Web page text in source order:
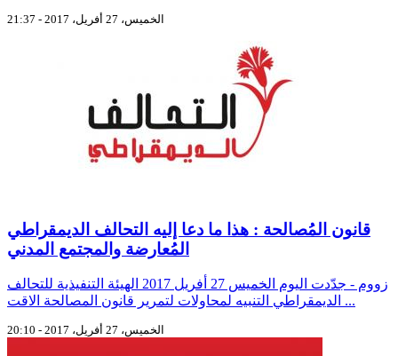
الخميس، 27 أفريل، 2017 - 21:37
قانون المُصالحة : هذا ما دعا إليه التحالف الديمقراطي
المُعارضة والمجتمع المدني
زووم - جدّدت اليوم الخميس 27 أفريل 2017 الهيئة التنفيذية للتحالف
الديمقراطي التنبيه لمحاولات لتمرير قانون المصالحة الاقت ...
الخميس، 27 أفريل، 2017 - 20:10